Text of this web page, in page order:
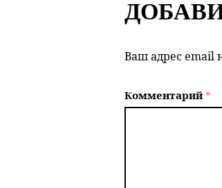
Ваш адрес email
Комментарий*